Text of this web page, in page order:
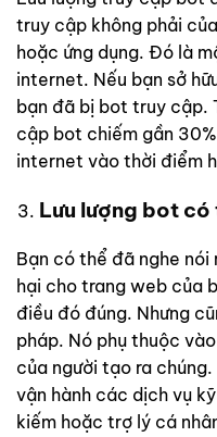
truy cập không phải
hoặc ứng dụng. Đó là
internet. Nếu bạn sở
bạn đã bị bot truy cập.
cập bot chiếm gần
internet vào thời điểm
Lưu lượng bot
Bạn có thể đã nghe
hại cho trang web của
điều đó đúng. Nhưng
pháp. Nó phụ thuộc
của người tạo ra
vận hành các dịch vụ
kiếm hoặc trợ lý cá